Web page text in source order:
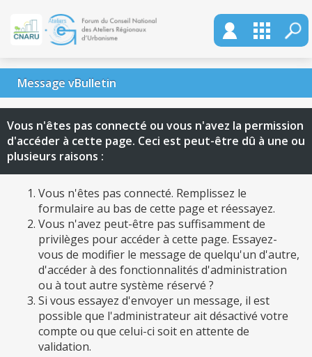
Message vBulletin
Vous n'êtes pas connecté ou vous n'avez la permission
d'accéder à cette page. Ceci est peut-être dû à une ou
plusieurs raisons :
Vous n'êtes pas connecté. Remplissez le
formulaire au bas de cette page et réessayez.
Vous n'avez peut-être pas suffisamment de
privilèges pour accéder à cette page. Essayez-
vous de modifier le message de quelqu'un d'autre,
d'accéder à des fonctionnalités d'administration
ou à tout autre système réservé ?
Si vous essayez d'envoyer un message, il est
possible que l'administrateur ait désactivé votre
compte ou que celui-ci soit en attente de
validation.